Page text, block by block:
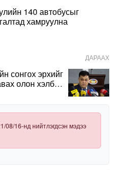
140 автобусыг
хамруулна
ДАРААХ
сонгох эрхийг
олон хэлбэр
08/16-нд нийтлэгдсэн мэдээ